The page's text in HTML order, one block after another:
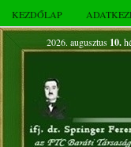
KEZDŐLAP
2026. augusztus 10.